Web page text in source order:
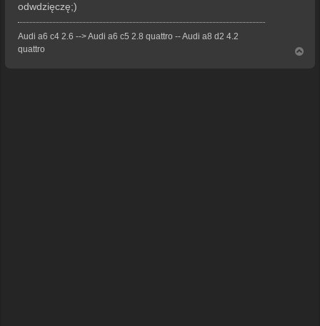
odwdzięczę;)
Audi a6 c4 2.6 --> Audi a6 c5 2.8 quattro -- Audi a8 d2 4.2
quattro